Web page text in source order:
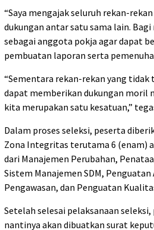
“Saya mengajak seluruh rekan-
dukungan antar satu sama lain.
sebagai anggota pokja agar dapat
pembuatan laporan serta
“Sementara rekan-rekan yang tidak
dapat memberikan dukungan moril
kita merupakan satu kesatuan,”
Dalam proses seleksi, peserta
Zona Integritas terutama 6 (enam)
dari Manajemen Perubahan,
Sistem Manajemen SDM,
Pengawasan, dan Penguatan
Setelah selesai pelaksanaan
nantinya akan dibuatkan surat